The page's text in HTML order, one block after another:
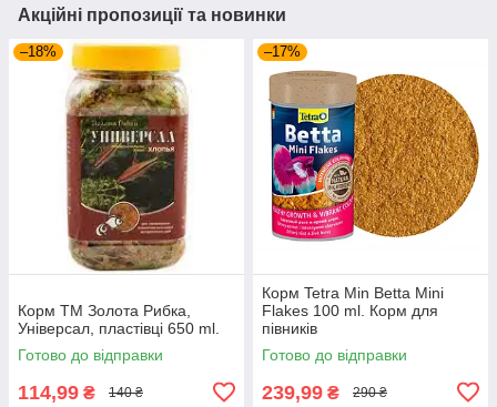
Акційні пропозиції та новинки
–18%
Корм ТМ Золота Рибка,
Універсал, пластівці 650 ml.
Готово до відправки
114,99 ₴ 140 ₴
–17%
Корм Tetra Min Betta Mini
Flakes 100 ml. Корм для
півників
Готово до відправки
239,99 ₴ 290 ₴